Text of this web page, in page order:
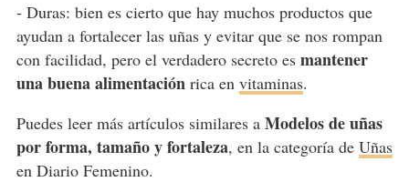
- Duras: bien es cierto que hay muchos productos que
ayudan a fortalecer las uñas y evitar que se nos rompan
con facilidad, pero el verdadero secreto es mantener
una buena alimentaciónrica en vitaminas.
Puedes leer más artículos similares a Modelos de uñas
por forma, tamaño y fortaleza, en la categoría de Uñas
en Diario Femenino.